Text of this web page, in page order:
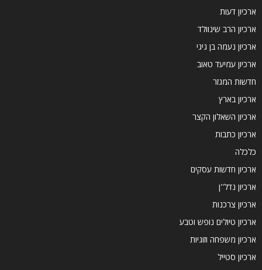
ארכיון דעות
ארכיון הרב שינוולד
ארכיון נעמה בן גיגי
ארכיון עמיעד טאוב
חדשות המגזר
ארכיון בארץ
ארכיון השאלון הקצר
ארכיון כתבות
כלכלה
ארכיון חדשות עסקים
ארכיון נדל''ן
ארכיון צרכנות
ארכיון טיולים נופש וטבע
ארכיון משפחה וזוגיות
ארכיון סטייל